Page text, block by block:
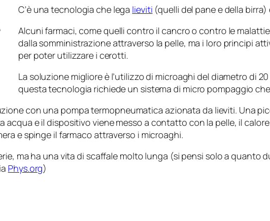
C’è una tecnologia che lega lieviti (quelli del pane e della
Alcuni farmaci, come quelli contro il cancro o contro le
dalla somministrazione attraverso la pelle, ma i loro principi
per poter utilizzare i cerotti.
La soluzione migliore è l’utilizzo di microaghi del diametro di
questa tecnologia richiede un sistema di micro pompaggio
con una pompa termopneumatica azionata da lieviti. Una
e il dispositivo viene messo a contatto con la pelle, il
e spinge il farmaco attraverso i microaghi.
ma ha una vita di scaffale molto lunga (si pensi solo a quanto
Phys.org)